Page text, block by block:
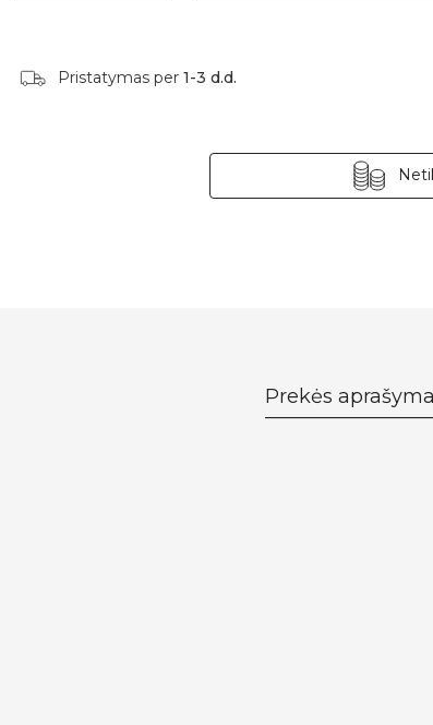
Pristatymas per 1-3 d.d.
Prekės